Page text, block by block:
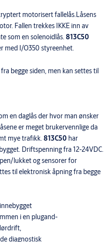
motorisert fallelås.Låsens
Fallen trekkes IKKE inn av
som en solenoidlås. 813C50
med I/O350 styreenhet.
begge siden, men kan settes til
en daglås der hvor man ønsker
er meget brukervennlige da
mye trafikk. 813C50har
Driftspenning fra 12-24VDC.
lukket og sensorer for
til elektronisk åpning fra begge
i en plugand-
diagnostisk